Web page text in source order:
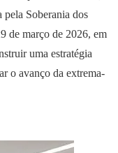
pela Soberania dos
de março de 2026, em
uma estratégia
o avanço da extrema-